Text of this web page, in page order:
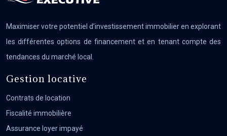
Maximiser votre potentiel d’investissement immobilier en explorant
les différentes options de financement et en tenant compte des
tendances du marché local.
Gestion locative
Contrats de location
Fiscalité immobilière
Assurance loyer impayé